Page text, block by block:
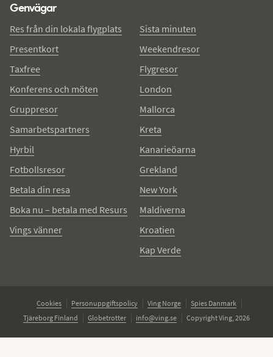
Genvägar
Res från din lokala flygplats
Presentkort
Taxfree
Konferens och möten
Gruppresor
Samarbetspartners
Hyrbil
Fotbollsresor
Betala din resa
Boka nu – betala med Resurs
Vings vänner
Sista minuten
Weekendresor
Flygresor
London
Mallorca
Kreta
Kanarieöarna
Grekland
New York
Maldiverna
Kroatien
Kap Verde
Cookies Personuppgiftspolicy Ving Norge
Spies Danmark
Tjäreborg Finland
Globetrotter info@ving.se Copyright Ving, 2026